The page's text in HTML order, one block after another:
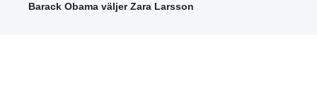
Barack Obama väljer Zara Larsson